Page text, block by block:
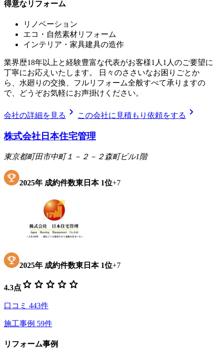
得意なリフォーム
リノベーション
エコ・自然素材リフォーム
インテリア・家具建具の造作
業界歴18年以上と経験豊富な代表がお客様1人1人のご要望に
丁寧にお応えいたします。 日々のささいなお困りごとか
ら、水廻りの交換、フルリフォーム全般すべて承りますの
で、どうぞお気軽にお声掛けください。
会社の詳細を見る chevron_right この会社に見積もり依頼をする chevron_right
株式会社日本住宅管理
東京都町田市中町１－２－２森町ビル1階
2025年 成約件数東日本 1位+7
2025年 成約件数東日本 1位+7
4.3点 star star star star star
口コミ 443件
施工事例 59件
リフォーム事例